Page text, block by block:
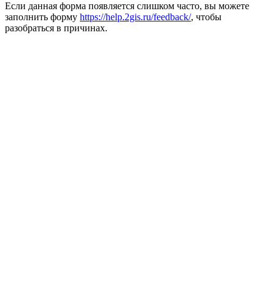
Если данная форма появляется слишком часто, вы можете
заполнить форму https://help.2gis.ru/feedback/, чтобы
разобраться в причинах.